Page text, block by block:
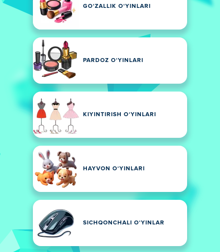
GOʻZALLIK OʻYINLARI
PARDOZ OʻYINLARI
KIYINTIRISH OʻYINLARI
HAYVON OʻYINLARI
SICHQONCHALI OʻYINLAR